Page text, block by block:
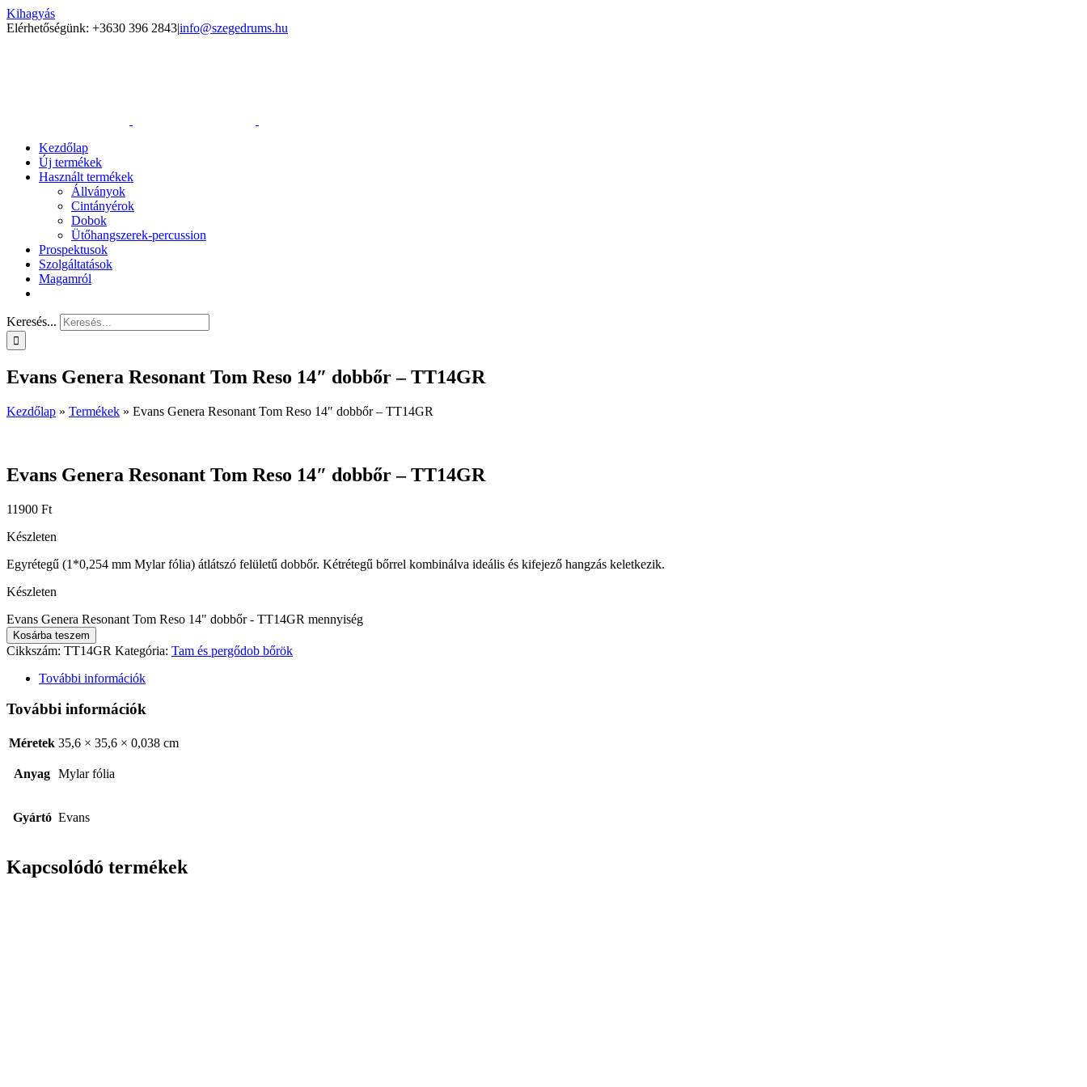
Kihagyás
Elérhetőségünk: +3630 396 2843|info@szegedrums.hu
Kezdőlap
Új termékek
Használt termékek
Állványok
Cintányérok
Dobok
Ütőhangszerek-percussion
Prospektusok
Szolgáltatások
Magamról
Keresés...
Evans Genera Resonant Tom Reso 14″ dobbőr – TT14GR
Kezdőlap » Termékek » Evans Genera Resonant Tom Reso 14″ dobbőr – TT14GR
Evans Genera Resonant Tom Reso 14″ dobbőr – TT14GR
11900 Ft
Készleten
Egyrétegű (1*0,254 mm Mylar fólia) átlátszó felületű dobbőr. Kétrétegű bőrrel kombinálva ideális és kifejező hangzás keletkezik.
Készleten
Evans Genera Resonant Tom Reso 14" dobbőr - TT14GR mennyiség
Kosárba teszem
Cikkszám: TT14GR Kategória: Tam és pergődob bőrök
További információk
További információk
Méretek 35,6 × 35,6 × 0,038 cm
Anyag Mylar fólia
Gyártó Evans
Kapcsolódó termékek